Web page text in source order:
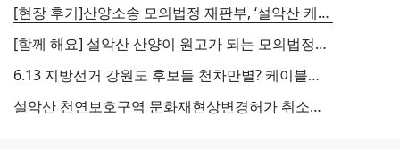
[현장 후기]산양소송 모의법정 재판부, ‘설악산 케이블카 공사중지 선고’를 내리다.
[함께 해요] 설악산 산양이 원고가 되는 모의법정을 열겠습니다.
6.13 지방선거 강원도 후보들 천차만별? 케이블카 공약
설악산 천연보호구역 문화재현상변경허가 취소소송 소장이 접수되었습니다.